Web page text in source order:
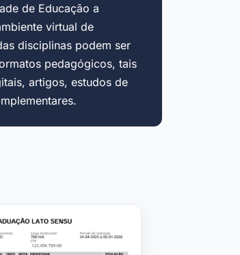
de Educação a
virtual de
disciplinas podem ser
pedagógicos, tais
artigos, estudos de